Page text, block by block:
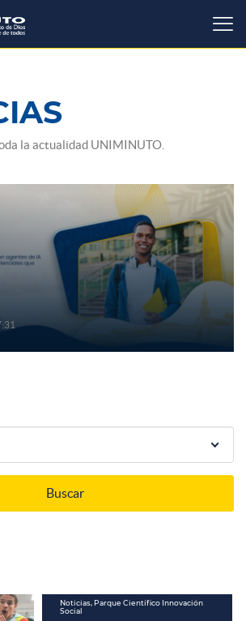
la actualidad UNIMINUTO.
Noticias, Parque Científico Innovación
Social